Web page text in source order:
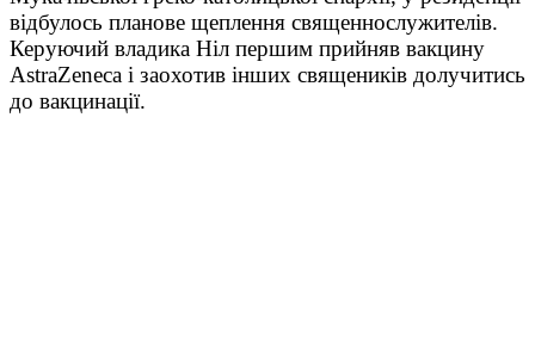
відбулось планове щеплення священнослужителів.
Керуючий владика Ніл першим прийняв вакцину
AstraZeneca і заохотив інших священиків долучитись
до вакцинації.